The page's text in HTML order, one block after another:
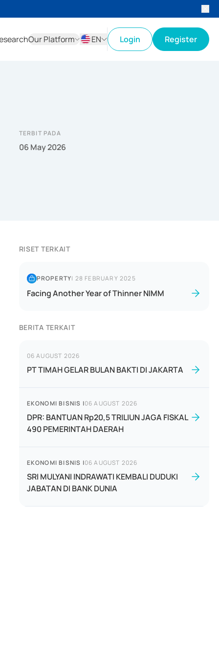
Our Platform
EN
Login Register
TERBIT PADA
06 May 2026
RISET TERKAIT
PROPERTY| 28 FEBRUARY 2025
Facing Another Year of Thinner NIMM
BERITA TERKAIT
06 AUGUST 2026
PT TIMAH GELAR BULAN BAKTI DI JAKARTA
EKONOMI BISNIS |06 AUGUST 2026
DPR: BANTUAN Rp20,5 TRILIUN JAGA FISKAL
490 PEMERINTAH DAERAH
EKONOMI BISNIS |06 AUGUST 2026
SRI MULYANI INDRAWATI KEMBALI DUDUKI
JABATAN DI BANK DUNIA